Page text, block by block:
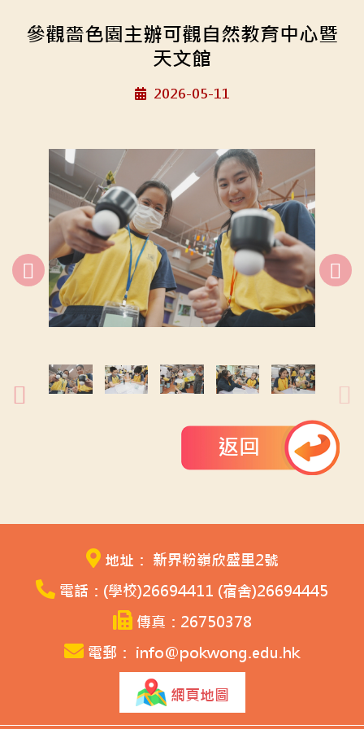
參觀嗇色園主辦可觀自然教育中心暨
天文館
2026-05-11
返回
地址： 新界粉嶺欣盛里2號
電話：(學校)26694411 (宿舍)26694445
傳真：26750378
電郵： info@pokwong.edu.hk
網頁地圖